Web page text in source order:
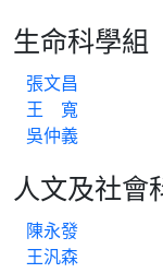
生命科學組
張文昌
王 寬
吳仲義
人文及社會
陳永發
王汎森